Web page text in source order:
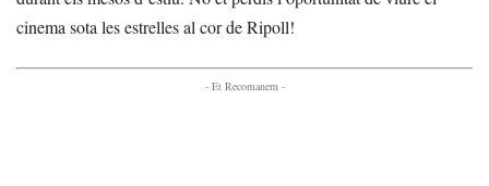
cinema sota les estrelles al cor de Ripoll!
- Et Recomanem -